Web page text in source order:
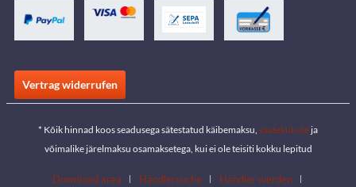
Vertrag widerrufen
* Kõik hinnad koos seadusega sätestatud käibemaksu, saatekulude ja
võimalike järelmaksu osamaksetega, kui ei ole teisiti kokku lepitud
Download area Händlersuche Händler werden